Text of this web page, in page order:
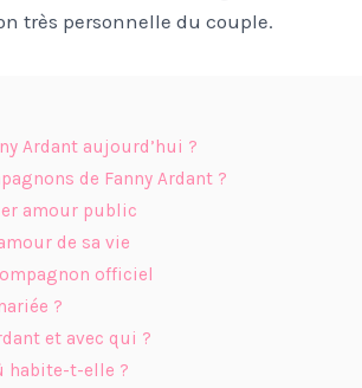
très personnelle du couple.
Ardant aujourd’hui ?
de Fanny Ardant ?
amour public
de sa vie
officiel
?
et avec qui ?
habite-t-elle ?